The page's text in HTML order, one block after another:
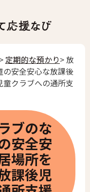
> 定期的な預かり> 放
安全安心な放課後
クラブへの通所支
ブのな
安全安
場所を
課後児